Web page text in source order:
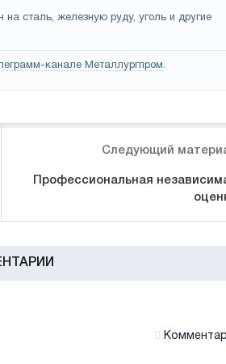
на сталь, железную руду, уголь и другие
канале Металлургпром.
Следующий
Профессиональная